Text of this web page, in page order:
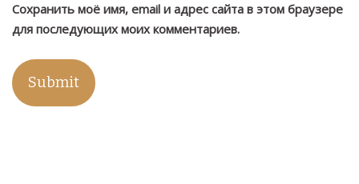
Сохранить моё имя, email и адрес сайта в этом браузере
для последующих моих комментариев.